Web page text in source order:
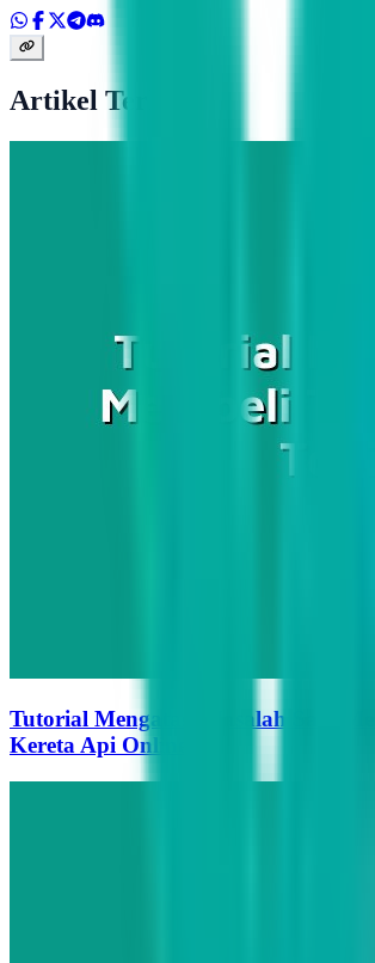
Artikel Terkait
Tutorial Mengatasi Masalah Saat
Kereta Api Online